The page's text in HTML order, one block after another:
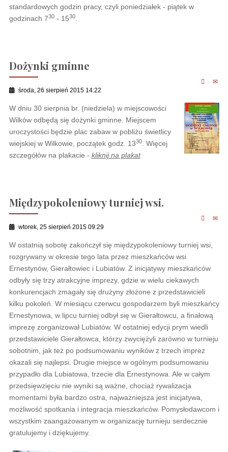
standardowych godzin pracy, czyli poniedziałek - piątek w
godzinach 730- 1530.
Dożynki gminne
środa, 26 sierpień 2015 14:22
W dniu 30 sierpnia br. (niedziela) w miejscowości
Wilków odbędą się dożynki gminne. Miejscem
uroczystości będzie plac zabaw w pobliżu świetlicy
wiejskiej w Wilkowie, początek godz. 1330. Więcej
szczegółów na plakacie - kliknij na plakat
Międzypokoleniowy turniej wsi.
wtorek, 25 sierpień 2015 09:29
W ostatnią sobotę zakończył się międzypokoleniowy turniej wsi,
rozgrywany w okresie tego lata przez mieszkańców wsi
Ernestynów, Gierałtowiec i Lubiatów. Z inicjatywy mieszkańców
odbyły się trzy atrakcyjne imprezy, gdzie w wielu ciekawych
konkurencjach zmagały się drużyny złożone z przedstawicieli
kilku pokoleń. W miesiącu czerwcu gospodarzem byli mieszkańcy
Ernestynowa, w lipcu turniej odbył się w Gierałtowcu, a finałową
imprezę zorganizował Lubiatów. W ostatniej edycji prym wiedli
przedstawiciele Gierałtowca, którzy zwyciężyli zarówno w turnieju
sobotnim, jak też po podsumowaniu wyników z trzech imprez
okazali się najlepsi. Drugie miejsce w ogólnym podsumowaniu
przypadło dla Lubiatowa, trzecie dla Ernestynowa. Ale w całym
przedsięwzięciu nie wyniki są ważne, chociaż rywalizacja
momentami była bardzo ostra, najważniejsza jest inicjatywa,
możliwość spotkania i integracja mieszkańców. Pomysłodawcom i
wszystkim zaangażowanym w organizację turnieju serdecznie
gratulujemy i dziękujemy.